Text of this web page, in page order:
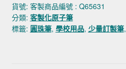
貨號: 客製商品編號 : Q65631
分類: 客製化原子筆
標籤: 圓珠筆, 學校用品, 少量訂製筆,